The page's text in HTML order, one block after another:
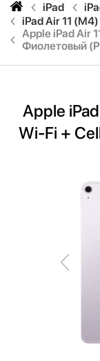
iPad
iPad Air 11 (M4)
Apple iPad Air
Фиолетовый
Apple
Wi-Fi +